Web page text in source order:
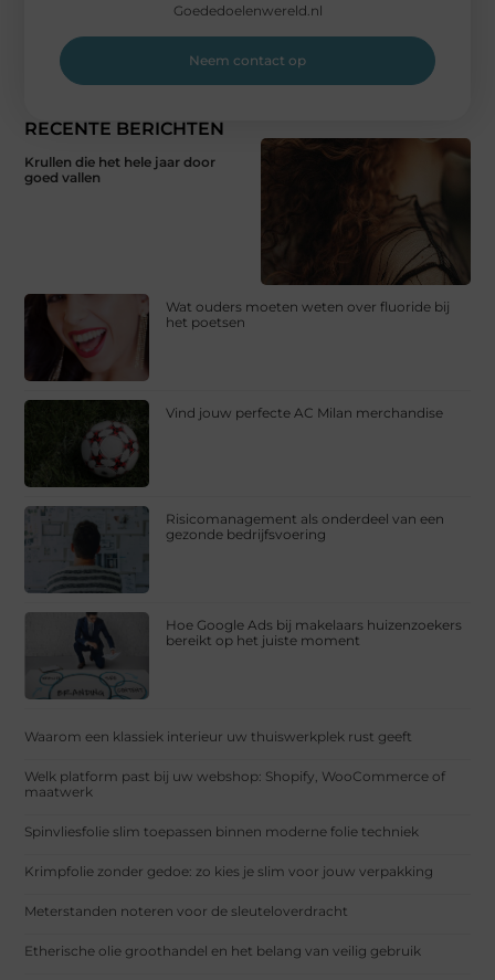
RECENTE BERICHTEN
Krullen die het hele jaar door
goed vallen
Wat ouders moeten weten over fluoride bij
het poetsen
Vind jouw perfecte AC Milan merchandise
Risicomanagement als onderdeel van een
gezonde bedrijfsvoering
Hoe Google Ads bij makelaars huizenzoekers
bereikt op het juiste moment
Waarom een klassiek interieur uw thuiswerkplek rust geeft
Welk platform past bij uw webshop: Shopify, WooCommerce of
maatwerk
Spinvliesfolie slim toepassen binnen moderne folie techniek
Krimpfolie zonder gedoe: zo kies je slim voor jouw verpakking
Meterstanden noteren voor de sleuteloverdracht
Etherische olie groothandel en het belang van veilig gebruik
Goededoelenwereld.nl
Neem contact op